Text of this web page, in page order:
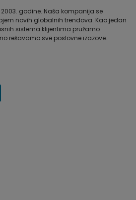
godine. Naša kompanija se
novih globalnih trendova. Kao jedan
sistema klijentima pružamo
rešavamo sve poslovne izazove.